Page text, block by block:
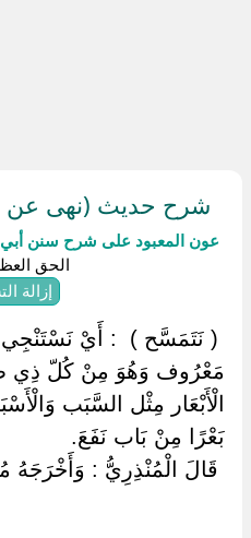
شرح حديث (نهى عن
عون المعبود على شرح سنن أبي
الحق
إزالة
‏( نَتَمَسَّح ) ‏ ‏: أَيْ نَسْتَنْجِي
مَعْرُوف وَهُوَ مِنْ كُلّ ذِي
الْأَبْعَار مِثْل السَّبَب
بَعْرًا مِنْ بَاب نَفَعَ.
‏قَالَ الْمُنْذِرِيُّ : وَأَخْرَجَهُ